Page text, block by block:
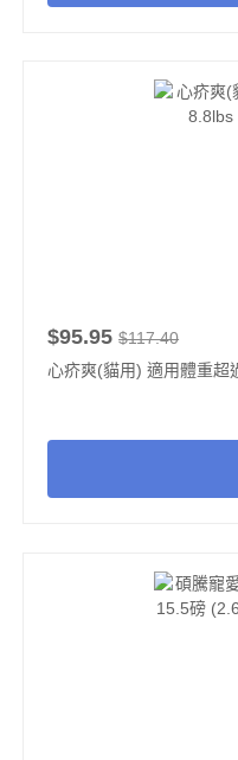
$95.95 $117.40
心疥爽(貓用) 適用體重超